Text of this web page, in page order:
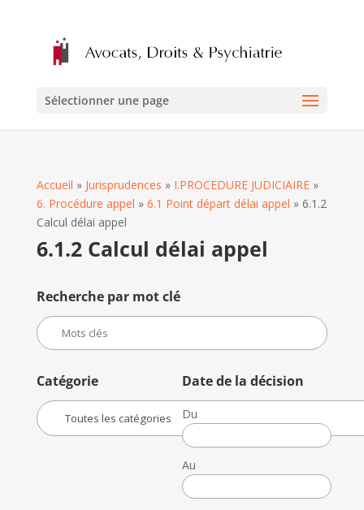
Sélectionner une page
Accueil » Jurisprudences » I.PROCEDURE JUDICIAIRE»
6. Procédure appel » 6.1 Point départ délai appel » 6.1.2
Calcul délai appel
6.1.2 Calcul délai appel
Recherche par mot clé
Catégorie Date de la décision
Du
Date
de
la
décision
Au
Date
de